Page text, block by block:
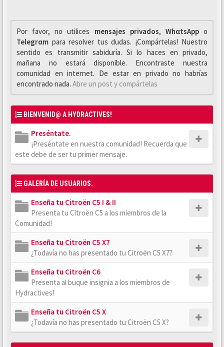
Por favor, no utilices mensajes privados, WhαtsAppo
Telegrαm para resolver tus dudas. ¡Compártelas! Nuestro
sentido es transmitir sabiduría. Si lo haces en privado,
mañana no estará disponible. Encontraste nuestra
comunidad en internet. De estar en privado no habrías
encontrado nada. Abre un post y compártelas
BIENVENID@ A HYDRACTIVES!
Preséntate.
¡Preséntate en nuestra comunidad! Recuerda que
este debe de ser tu primer mensaje.
GALERÍA DE USUARIOS.
Enseña tu Citroën C5 I & II
Presenta tu Citroën C5 a los miembros de la
Comunidad!
Enseña tu Citroën C5 X7
¿Todavía no has presentado tu Citroën C5 X7?
Enseña tu Citroën C6
Presenta al buque insignia a los miembros de
Hydractives!
Enseña tu Citroën C5 X
¿Todavía no has presentado tu Citroën C5 X?